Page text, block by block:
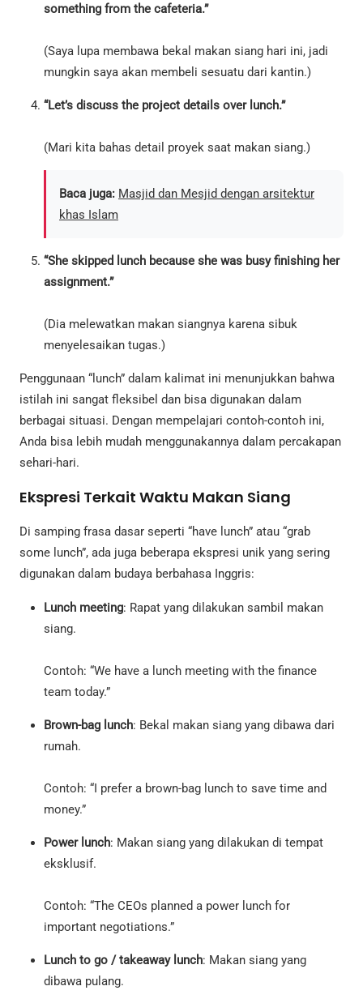
something from the cafeteria.”
(Saya lupa membawa bekal makan siang hari ini, jadi
mungkin saya akan membeli sesuatu dari kantin.)
“Let’s discuss the project details over lunch.”
(Mari kita bahas detail proyek saat makan siang.)
Baca juga: Masjid dan Mesjid dengan arsitektur
khas Islam
“She skipped lunch because she was busy finishing her
assignment.”
(Dia melewatkan makan siangnya karena sibuk
menyelesaikan tugas.)
Penggunaan “lunch” dalam kalimat ini menunjukkan bahwa
istilah ini sangat fleksibel dan bisa digunakan dalam
berbagai situasi. Dengan mempelajari contoh-contoh ini,
Anda bisa lebih mudah menggunakannya dalam percakapan
sehari-hari.
Ekspresi Terkait Waktu Makan Siang
Di samping frasa dasar seperti “have lunch” atau “grab
some lunch”, ada juga beberapa ekspresi unik yang sering
digunakan dalam budaya berbahasa Inggris:
Lunch meeting: Rapat yang dilakukan sambil makan
siang.
Contoh: “We have a lunch meeting with the finance
team today.”
Brown-bag lunch: Bekal makan siang yang dibawa dari
rumah.
Contoh: “I prefer a brown-bag lunch to save time and
money.”
Power lunch: Makan siang yang dilakukan di tempat
eksklusif.
Contoh: “The CEOs planned a power lunch for
important negotiations.”
Lunch to go / takeaway lunch: Makan siang yang
dibawa pulang.